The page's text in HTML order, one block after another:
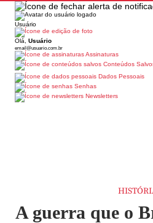
Usuário
Olá, Usuário
email@usuario.com.br
Assinaturas
Conteúdos
Dados Pessoais
Senhas
Newsletters
A guerra que o